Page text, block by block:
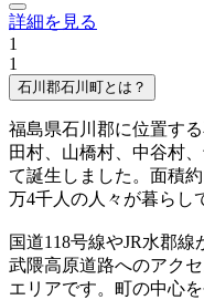
詳細を見る
1
1
石川郡石川町とは？
福島県石川郡に位置す
田村、山橋村、中谷村
て誕生しました。面積
万4千人の人々が暮らし
国道118号線やJR水郡
武隈高原道路へのアク
エリアです。町の中心